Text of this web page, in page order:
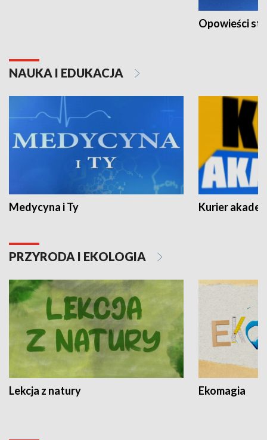
Opowieści
NAUKA I EDUKACJA
Medycyna i Ty Kurier
PRZYRODA I EKOLOGIA
Lekcja z natury Ekomagia